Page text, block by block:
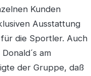
Kunden
Ausstattung
die Sportler. Auch
am
der Gruppe, daß